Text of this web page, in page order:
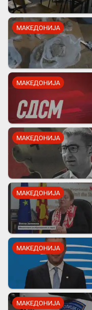
МАКЕДОНИЈА
МАКЕДОНИЈА
МАКЕДОНИЈА
МАКЕДОНИЈА
МАКЕДОНИЈА
МАКЕДОНИЈА